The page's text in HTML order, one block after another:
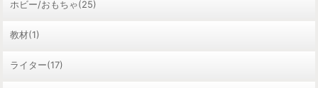
ホビー/おもちゃ(25)
教材(1)
ライター(17)